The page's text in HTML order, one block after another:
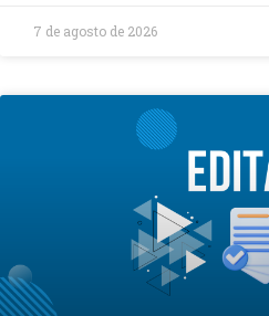
7 de agosto de 2026